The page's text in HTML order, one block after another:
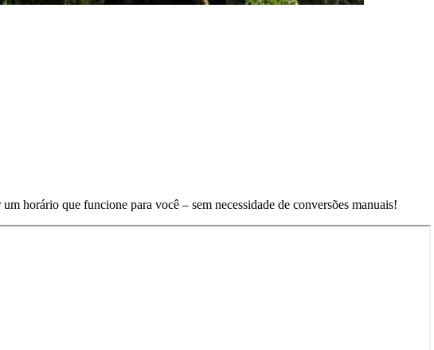
horário que funcione para você – sem necessidade de conversões manuais!